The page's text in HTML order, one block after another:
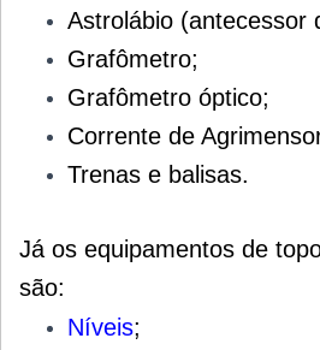
Astrolábio (antecessor
Grafômetro;
Grafômetro óptico;
Corrente de
Trenas e balisas.
Já os equipamentos de
são:
Níveis;